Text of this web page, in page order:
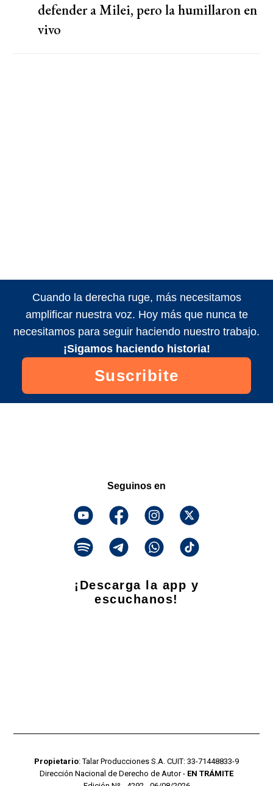
defender a Milei, pero la humillaron en
vivo
Cuando la derecha ruge, más necesitamos
amplificar nuestra voz. Hoy más que nunca te
necesitamos para seguir haciendo nuestro trabajo.
¡Sigamos haciendo historia!
Suscribite
Seguinos en
¡Descarga la app y
escuchanos!
Propietario: Talar Producciones S.A. CUIT: 33-71448833-9
Dirección Nacional de Derecho de Autor - EN TRÁMITE